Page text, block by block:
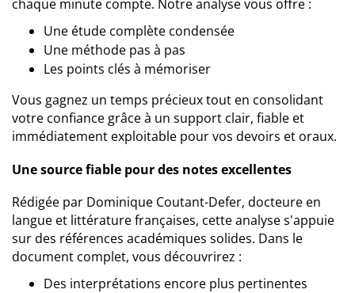
chaque minute compte. Notre analyse vous offre :
Une étude complète condensée
Une méthode pas à pas
Les points clés à mémoriser
Vous gagnez un temps précieux tout en consolidant
votre confiance grâce à un support clair, fiable et
immédiatement exploitable pour vos devoirs et oraux.
Une source fiable pour des notes excellentes
Rédigée par Dominique Coutant-Defer, docteure en
langue et littérature françaises, cette analyse s'appuie
sur des références académiques solides. Dans le
document complet, vous découvrirez :
Des interprétations encore plus pertinentes